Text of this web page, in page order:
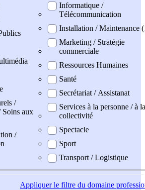
/
Soins aux
/
Informatique /
Télécommunication
Installation / Maintenance
Marketing / Stratégie
commerciale
Ressources Humaines
Santé
Secrétariat / Assistanat
Services à la personne / à la
collectivité
Spectacle
Sport
Transport / Logistique
Appliquerle filtre du domaine